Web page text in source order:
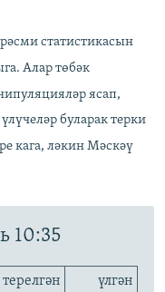
статистикасын
Алар төбәк
ясап,
буларак терки
кага, ләкин Мәскәү
10:35
терелгән
үлгән